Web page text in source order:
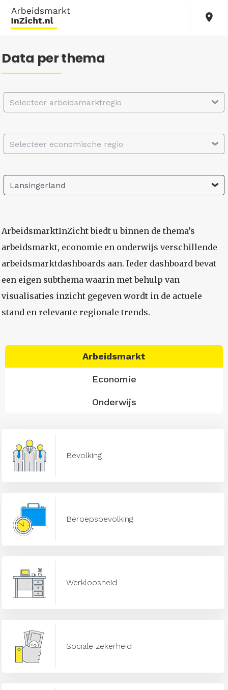
Data per thema
Selecteer arbeidsmarktregio
Selecteer economische regio
Lansingerland
ArbeidsmarktInZicht biedt u binnen de thema’s
arbeidsmarkt, economie en onderwijs verschillende
arbeidsmarktdashboards aan. Ieder dashboard bevat
een eigen subthema waarin met behulp van
visualisaties inzicht gegeven wordt in de actuele
stand en relevante regionale trends.
Arbeidsmarkt
Economie
Onderwijs
Bevolking
Beroepsbevolking
Werkloosheid
Sociale zekerheid